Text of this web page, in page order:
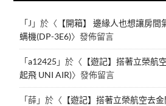
「J 」於〈 【開箱】 邊緣人也想讓房
螨機(DP-3E6)〉發佈留言
「a12425 」於〈 【遊記】搭著立榮航
起飛 UNI AIR)〉發佈留言
「薛」於〈 【遊記】搭著立榮航空去